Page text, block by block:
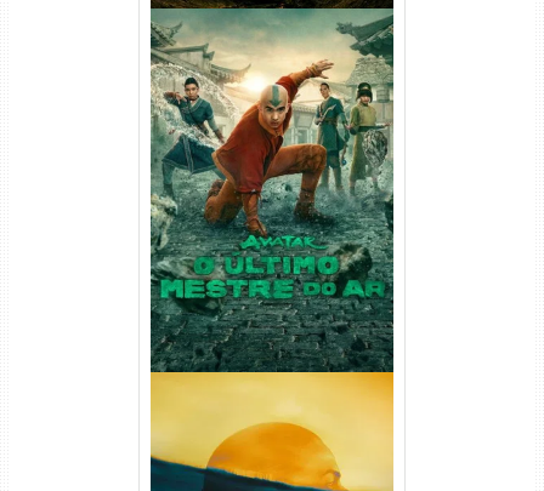
Avatar: O Último Mestre do
Ar 2ª Temporada Torrent
(2026) WEB-DL 1080p Dual
Áudio